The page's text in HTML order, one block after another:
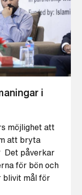
i
möjlighet att
att bryta
Det påverkar
för bön och
blivit mål för